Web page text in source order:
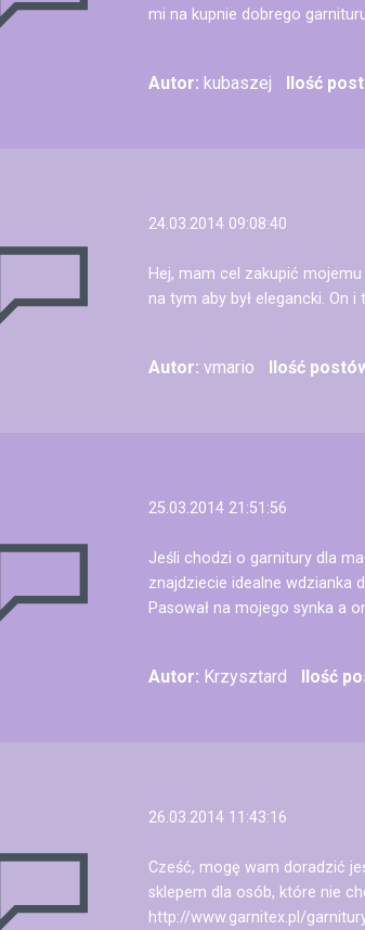
mi na kupnie dobrego
Autor: kubaszej Ilość
24.03.2014 09:08:40
Hej, mam cel zakupić
na tym aby był elegancki. On
Autor: vmario Ilość
25.03.2014 21:51:56
Jeśli chodzi o garnitury dla
znajdziecie idealne wdzianka
Pasował na mojego synka a
Autor: Krzysztard Ilość
26.03.2014 11:43:16
Cześć, mogę wam doradzić
sklepem dla osób, które nie
http://www.garnitex.pl/